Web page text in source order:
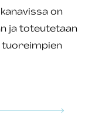
on
ja toteutetaan
tuoreimpien